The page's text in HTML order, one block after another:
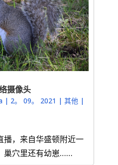
摄像头
| 2。 09。 2021 |其他 |
播，来自华盛顿附近一
巢穴里还有幼崽……